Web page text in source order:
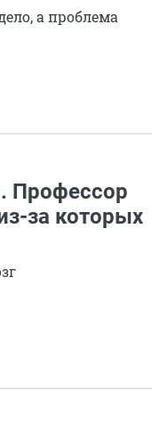
а проблема
Профессор
за которых